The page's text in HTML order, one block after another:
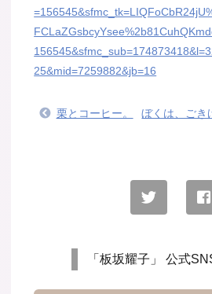
25&mid=7259882&jb=16
栗とコーヒー。 ぼくは、ごき
「板坂耀子」 公式